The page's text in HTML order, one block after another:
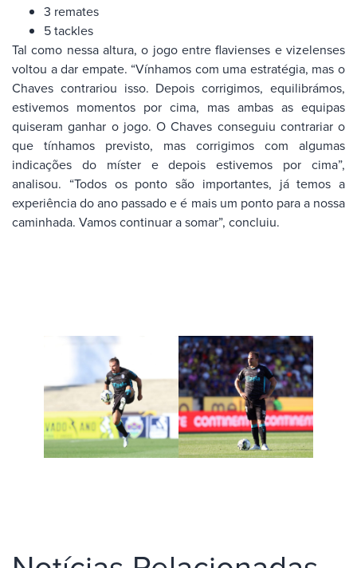
3 remates
5 tackles
Tal como nessa altura, o jogo entre flavienses e vizelenses
voltou a dar empate. “Vínhamos com uma estratégia, mas o
Chaves contrariou isso. Depois corrigimos, equilibrámos,
estivemos momentos por cima, mas ambas as equipas
quiseram ganhar o jogo. O Chaves conseguiu contrariar o
que tínhamos previsto, mas corrigimos com algumas
indicações do míster e depois estivemos por cima”,
analisou. “Todos os ponto são importantes, já temos a
experiência do ano passado e é mais um ponto para a nossa
caminhada. Vamos continuar a somar”, concluiu.